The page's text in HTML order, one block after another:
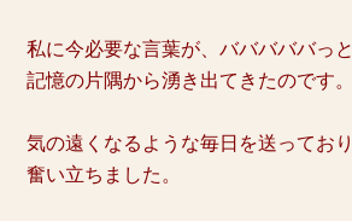
私に今必要な言葉が、バババババっと
記憶の片隅から湧き出てきたのです。
気の遠くなるような毎日を送ってお
奮い立ちました。